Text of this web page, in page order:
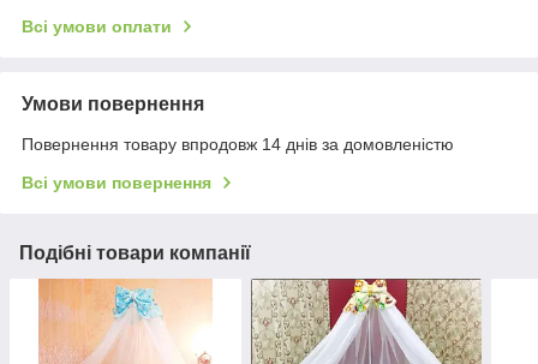
Всі умови оплати
Умови повернення
Повернення товару впродовж 14 днів за домовленістю
Всі умови повернення
Подібні товари компанії